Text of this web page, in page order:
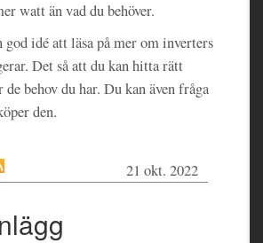
watt än vad du behöver.
god idé att läsa på mer om inverters
Det så att du kan hitta rätt
behov du har. Du kan även fråga
den.
21 okt. 2022